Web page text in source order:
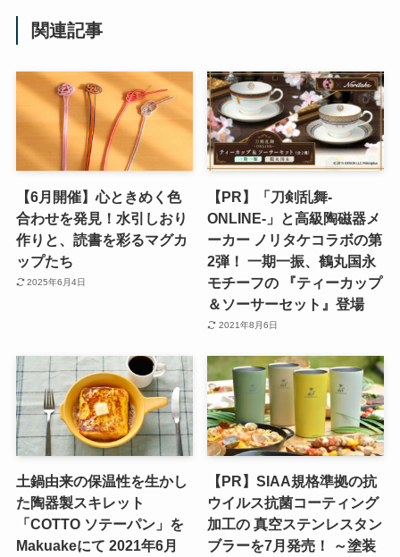
関連記事
【6月開催】心ときめく色
合わせを発見！水引しおり
作りと、読書を彩るマグカ
ップたち
2025年6月4日
【PR】「刀剣乱舞-
ONLINE-」と高級陶磁器メ
ーカー ノリタケコラボの第
2弾！ 一期一振、鶴丸国永
モチーフの 『ティーカップ
＆ソーサーセット』登場
2021年8月6日
土鍋由来の保温性を生かし
た陶器製スキレット
「COTTO ソテーパン」を
Makuakeにて 2021年6月
【PR】SIAA規格準拠の抗
ウイルス抗菌コーティング
加工の 真空ステンレスタン
ブラーを7月発売！ ～塗装